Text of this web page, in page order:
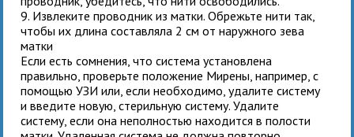
9. Извлеките проводник из матки. Обрежьте нити так,
чтобы их длина составляла 2 см от наружного зева
матки
Если есть сомнения, что система установлена
правильно, проверьте положение Мирены, например, с
помощью УЗИ или, если необходимо, удалите систему
и введите новую, стерильную систему. Удалите
систему, если она неполностью находится в полости